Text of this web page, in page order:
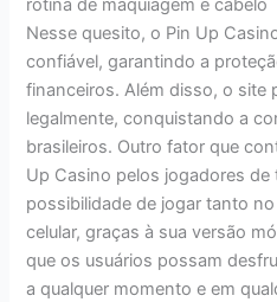
rotina de maquiagem e cabelo
Nesse quesito, o Pin Up
confiável, garantindo a
financeiros. Além disso, o site
legalmente, conquistando a
brasileiros. Outro fator que
Up Casino pelos jogadores de
possibilidade de jogar tanto
celular, graças à sua versão
que os usuários possam
a qualquer momento e em